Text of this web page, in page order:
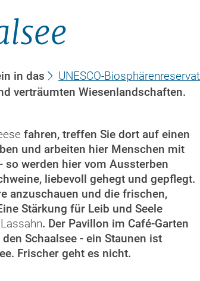
in das
UNESCO-Biosphärenreservat
verträumten Wiesenlandschaften.
fahren, treffen Sie dort auf einen
und arbeiten hier Menschen mit
so werden hier vom Aussterben
liebevoll gehegt und gepflegt.
anzuschauen und die frischen,
Stärkung für Leib und Seele
Lassahn. Der Pavillon im Café-Garten
Schaalsee - ein Staunen ist
Frischer geht es nicht.